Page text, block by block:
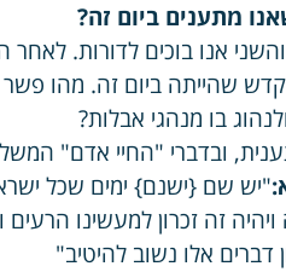
מתענים ביום זה?
אנו בוכים לדורות. לאחר
שהייתה ביום זה. מהו
בו מנהגי אבלות?
ובדברי "החיי אדם"
"יש שם {ישנם} ימים שכל
זה זכרון למעשינו
דברים אלו נשוב להיטיב"